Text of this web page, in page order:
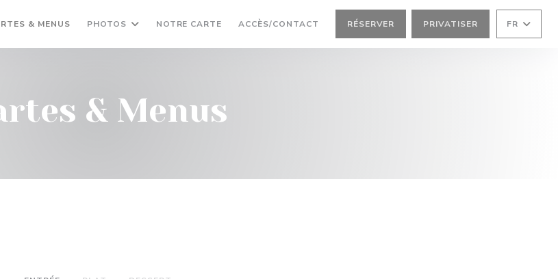
& MENUS PHOTOS NOTRE CARTE ((OUVRE UNE NOUVELLE FENÊTRE))
ACCÈS/CONTACT RÉSERVER PRIVATISER FR
& Menus